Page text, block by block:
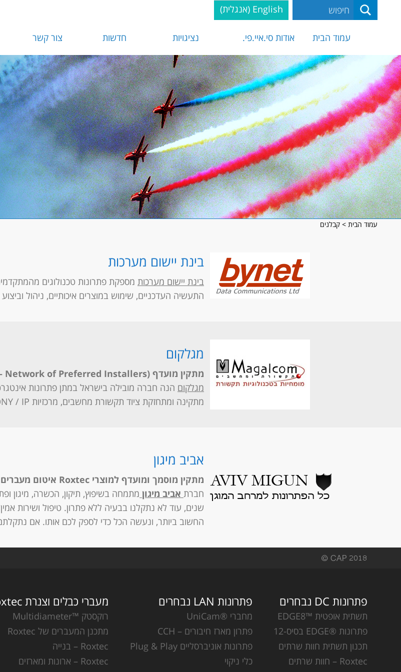
English
(אנגלית)
עמוד הבית אודות סי.איי.פי. נציגויות חדשות צור קשר
עמוד הבית > קבלנים
בינת יישום מערכות
בינת יישום מערכות מספקת פתרונות טכנולוגים
התעשיה העדכניים, שימוש במוצרים איכותיים, ניהול
מגלקום
מתקין מועדף (NPI – Network of Preferred Installers) מטעם
מגלקום הנה חברה מובילה בישראל במתן פתרונות
מתקינה ומתחזקת ציוד תקשורת מחשבים, מרכזיות IP TELEPHONY / IP וכמו כן רשתות תקשורת אלחוטית.
אביב מיגון
מתקין מוסמך ומועדף למוצרי Roxtec איטום מעברים
חברת אביב מיגון
שנים, עוד לא נתקלנו בבעיה ללא פתרון. טיפול ושירות
החשוב ביותר, ונעשה הכל כדי לספק לכם אותו. אם
פתרונות DC נבחרים
תשתית אופטית ™EDGE8
פתרונות ®EDGE בסיס-12
תכנון תשתית חוות שרתים
Roxtec – חוות שרתים
פתרונות LAN נבחרים
מחברי ®UniCam
פתרון מארז חיבורים – CCH
פתרונות אוניברסליים Plug & Play
כלי ניקוי
מעברי כבלים וצנרת Roxtec
רוקסטק ™Multidiameter
מתכנן המעברים של Roxtec
Roxtec – בנייה
Roxtec – ארונות ומארזים